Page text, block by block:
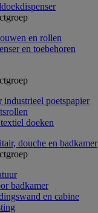
en rollen
en toebehoren
industrieel poetspapier
doeken
douche en badkamer
badkamer
en cabine